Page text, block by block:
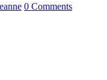
0 Comments